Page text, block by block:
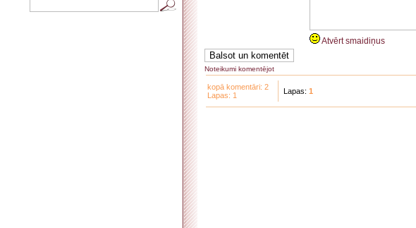
Atvērt smaidiņus
Noteikumi komentējot
kopā komentāri: 2
Lapas: 1
Lapas: 1